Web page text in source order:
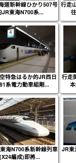
道新幹線ひかり507号
JR東海N700系...
行走
特急はるか的JR西日
系電力動車組剛...
行走
海N700系新幹線列車
(X24編成)即將...
JR東